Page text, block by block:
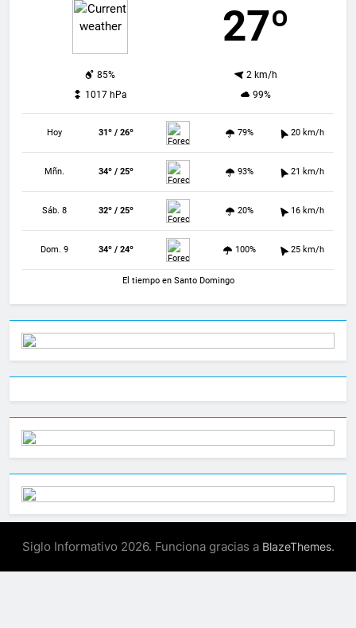
27º
85%
2 km/h
1017 hPa
99%
Hoy 31º / 26º 79% 20 km/h
Mñn. 34º / 25º 93% 21 km/h
Sáb. 8 32º / 25º 20% 16 km/h
Dom. 9 34º / 24º 100% 25 km/h
El tiempo en Santo Domingo
Siglo Informativo 2026. Funciona gracias a BlazeThemes.